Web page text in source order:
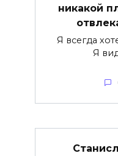
никакой
Я всегда
Я